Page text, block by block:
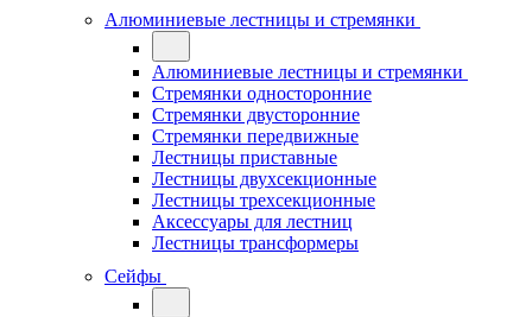
Алюминиевые лестницы и стремянки
Алюминиевые лестницы и стремянки
Стремянки односторонние
Стремянки двусторонние
Стремянки передвижные
Лестницы приставные
Лестницы двухсекционные
Лестницы трехсекционные
Аксессуары для лестниц
Лестницы трансформеры
Сейфы